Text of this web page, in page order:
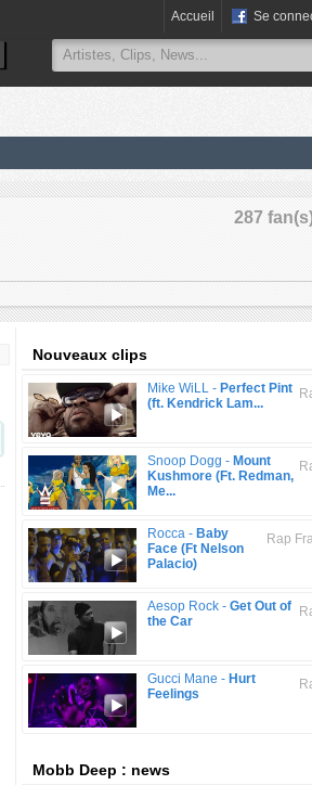
Accueil Se
287
Nouveaux clips
Mike WiLL - Perfect Pint
(ft. Kendrick Lam...
Snoop Dogg - Mount
Kushmore (Ft. Redman,
Me...
Rap
Rocca - Baby
Face (Ft Nelson
Palacio)
Aesop Rock - Get Out of
the Car
Gucci Mane - Hurt
Feelings
Mobb Deep : news